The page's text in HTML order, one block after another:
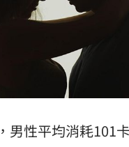
男性平均消耗101